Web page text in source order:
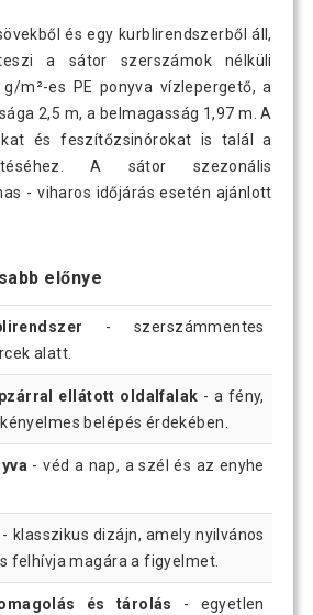
és egy kurblirendszerből áll,
a sátor szerszámok nélküli
m²-es PE ponyva vízlepergető, a
2,5 m, a belmagasság 1,97 m. A
és feszítőzsinórokat is talál a
A sátor szezonális
- viharos időjárás esetén ajánlott
előnye
- szerszámmentes
alatt.
ellátott oldalfalak - a fény,
belépés érdekében.
- véd a nap, a szél és az enyhe
- klasszikus dizájn, amely nyilvános
felhívja magára a figyelmet.
és tárolás
- egyetlen